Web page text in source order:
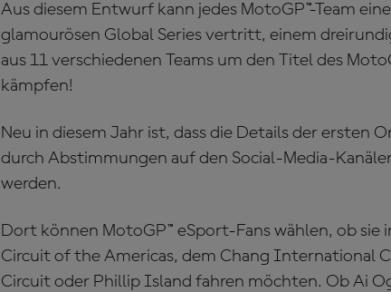
Aus diesem Entwurf kann jedes MotoGP™-Team
glamourösen Global Series vertritt, einem
aus 11 verschiedenen Teams um den Titel des
kämpfen!
Neu in diesem Jahr ist, dass die Details der ersten
durch Abstimmungen auf den Social-Media-
werden.
Dort können MotoGP™ eSport-Fans wählen, ob sie
Circuit of the Americas, dem Chang International
Circuit oder Phillip Island fahren möchten. Ob Ai